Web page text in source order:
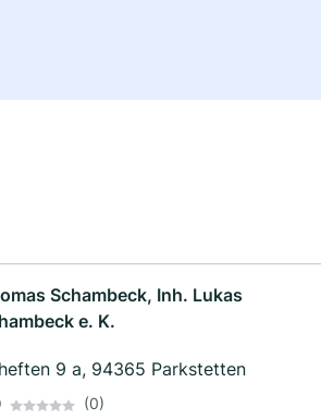
Schambeck, Inh. Lukas
e. K.
9 a, 94365 Parkstetten
(0)